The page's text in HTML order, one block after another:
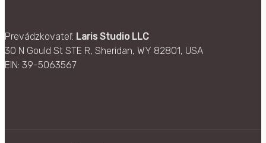
Prevádzkovateľ: Laris Studio LLC
30 N Gould St STE R, Sheridan, WY 82801, USA
EIN: 39-5063567